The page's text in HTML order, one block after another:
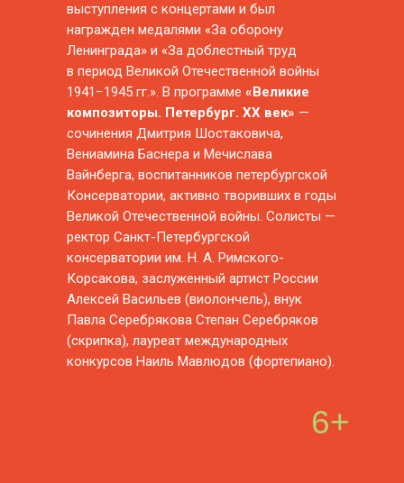
выступления с концертами и был
награжден медалями «За оборону
Ленинграда» и «За доблестный труд
в период Великой Отечественной войны
1941−1945 гг.». В программе «Великие
композиторы. Петербург. XX век» —
сочинения Дмитрия Шостаковича,
Вениамина Баснера и Мечислава
Вайнберга, воспитанников петербургской
Консерватории, активно творивших в годы
Великой Отечественной войны. Солисты —
ректор Санкт-Петербургской
консерватории им. Н. А. Римского-
Корсакова, заслуженный артист России
Алексей Васильев (виолончель), внук
Павла Серебрякова Степан Серебряков
(скрипка), лауреат международных
конкурсов Наиль Мавлюдов (фортепиано).
6+